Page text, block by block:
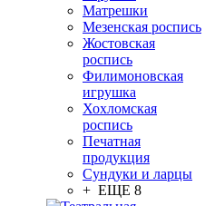
Матрешки
Мезенская роспись
Жостовская
роспись
Филимоновская
игрушка
Хохломская
роспись
Печатная
продукция
Сундуки и ларцы
+ ЕЩЕ 8